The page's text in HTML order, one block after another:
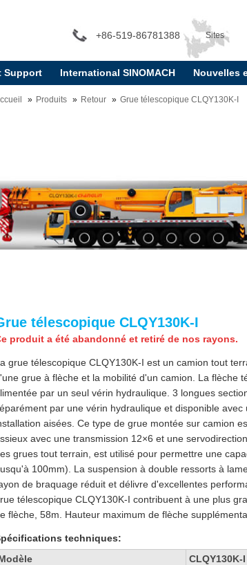
+86-519-86781388 Sites
internationaux:
Support International SINOMACH Nouvelles
Produits Retour Grue télescopique CLQY130K-I
télescopique CLQY130K-I
produit a été abandonné et retiré de nos rayons.
grue télescopique CLQY130K-I est un camion tout
grue à flèche et la mobilité d'un camion. La flèche
par un seul vérin hydraulique. 3 longues
par une vérin hydraulique et disponible
aisées. Ce type de grue montée sur camion
avec une transmission 12×6 et une
grues tout terrain, est utilisé pour permettre une
100mm). La suspension à double ressorts à
de braquage réduit et délivre d'excellentes
télescopique CLQY130K-I contribuent à une plus
flèche, 58m. Hauteur maximum de flèche
techniques:
CLQY130K-I